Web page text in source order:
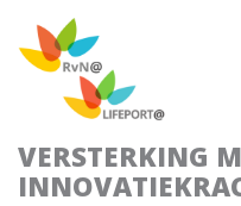
VERSTERKING